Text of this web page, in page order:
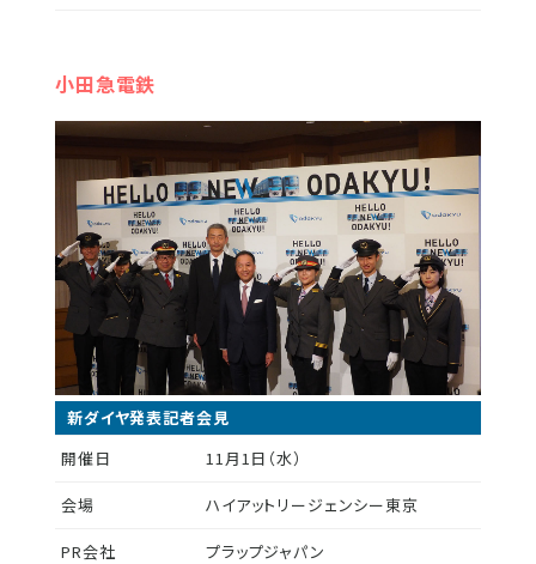
小田急電鉄
新ダイヤ発表記者会見
開催日
11月1日（水）
会場 ハイアットリージェンシー東京
PR会社 プラップジャパン